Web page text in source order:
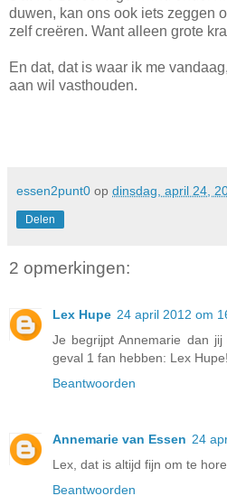
duwen, kan ons ook iets zeggen
zelf creëren. Want alleen grote
En dat, dat is waar ik me
aan wil vasthouden.
essen2punt0 op dinsdag, april 24,
Delen
2 opmerkingen:
Lex Hupe 24 april 2012 om
Je begrijpt Annemarie dan
geval 1 fan hebben: Lex Hupe!
Beantwoorden
Annemarie van Essen 24
Lex, dat is altijd fijn om te
Beantwoorden